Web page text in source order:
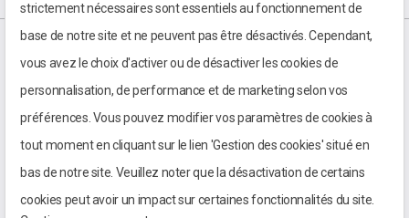
strictement nécessaires sont essentiels au fonctionnement de
base de notre site et ne peuvent pas être désactivés. Cependant,
vous avez le choix d'activer ou de désactiver les cookies de
personnalisation, de performance et de marketing selon vos
préférences. Vous pouvez modifier vos paramètres de cookies à
tout moment en cliquant sur le lien 'Gestion des cookies' situé en
bas de notre site. Veuillez noter que la désactivation de certains
cookies peut avoir un impact sur certaines fonctionnalités du site.